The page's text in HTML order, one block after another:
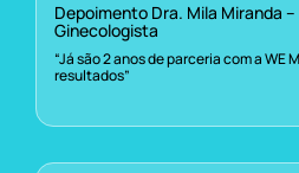
Depoimento Dra. Mila Miranda
Ginecologista
“Já são 2 anos de parceria com a
resultados”